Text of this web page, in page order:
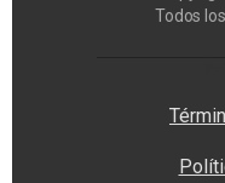
Todos